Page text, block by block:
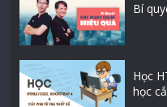
Bí
Học
học